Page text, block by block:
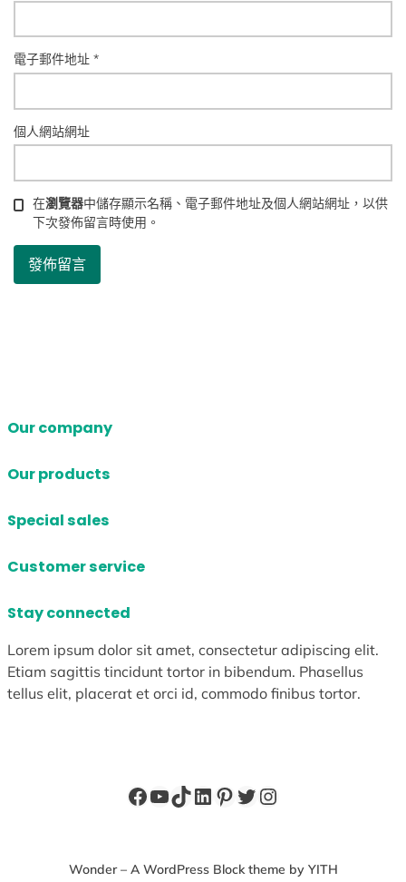
電子郵件地址*
個人網站網址
在瀏覽器中儲存顯示名稱、電子郵件地址及個人網站網址，以供
下次發佈留言時使用。
Our company
Our products
Special sales
Customer service
Stay connected
Lorem ipsum dolor sit amet, consectetur adipiscing elit.
Etiam sagittis tincidunt tortor in bibendum. Phasellus
tellus elit, placerat et orci id, commodo finibus tortor.
Facebook
YouTube
TikTok
LinkedIn
Pinterest
X Instagram
Wonder – A WordPress Block theme by YITH